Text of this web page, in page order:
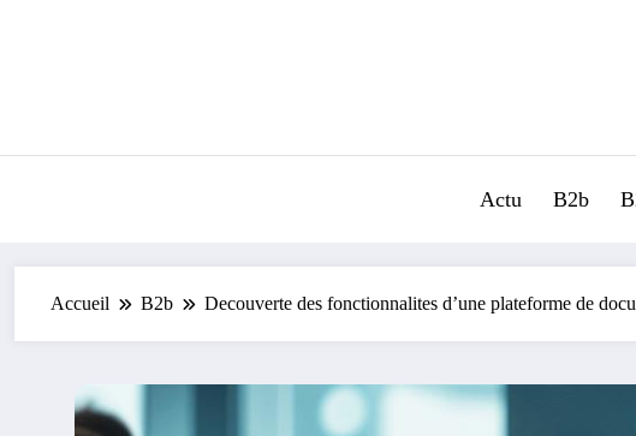
Actu B2b
Accueil B2b Decouverte des fonctionnalites d’une plateforme de